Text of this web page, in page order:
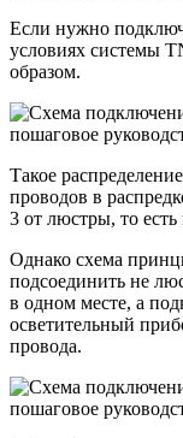
Если нужно
условиях системы
образом.
Такое
проводов в
3 от люстры, то
Однако схема
подсоединить не
в одном месте, а
осветительный
провода.